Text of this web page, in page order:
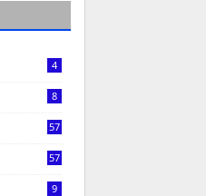
4
8
57
57
9